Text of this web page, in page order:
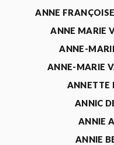
ANNE
ANNE MARIE
ANNE-
ANNE-MARIE
ANNETTE
ANNIC
ANNIE
ANNIE